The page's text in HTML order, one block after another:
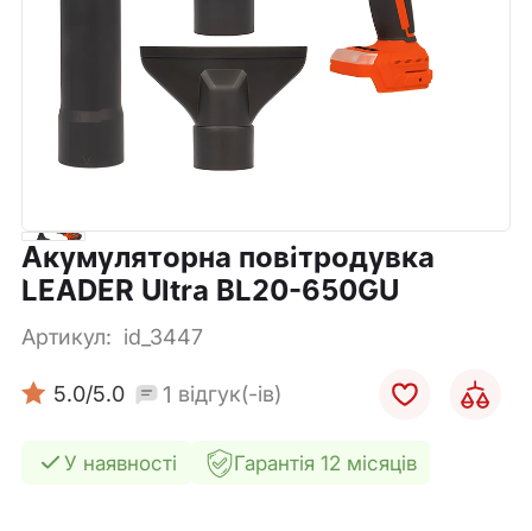
Акумуляторна повітродувка
LEADER Ultra BL20-650GU
Артикул: id_3447
5.0/5.0 1 відгук(-ів)
У наявності Гарантія 12 місяців